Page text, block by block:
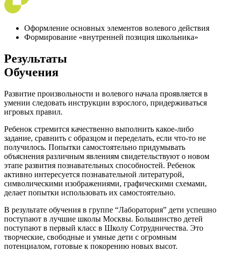
Оформление основных элементов волевого действия
Формирование «внутренней позиция школьника»
Результаты
Обучения
Развитие произвольности и волевого начала проявляется в
умении следовать инструкции взрослого, придерживаться
игровых правил.
Ребенок стремится качественно выполнить какое-либо
задание, сравнить с образцом и переделать, если что-то не
получилось. Попытки самостоятельно придумывать
объяснения различным явлениям свидетельствуют о новом
этапе развития познавательных способностей. Ребенок
активно интересуется познавательной литературой,
символическими изображениями, графическими схемами,
делает попытки использовать их самостоятельно.
В результате обучения в группе “Лаборатория” дети успешно
поступают в лучшие школы Москвы. Большинство детей
поступают в первый класс в Школу Сотрудничества. Это
творческие, свободные и умные дети с огромным
потенциалом, готовые к покорению новых высот.